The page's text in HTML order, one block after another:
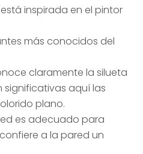
inspirada en el pintor
más conocidos del
claramente la silueta
significativas aquí las
plano.
es adecuado para
a la pared un